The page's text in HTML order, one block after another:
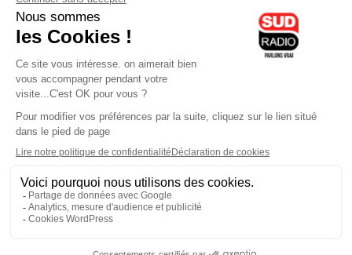
lyoncapitale.fr
olympique-et-lyonnais.com
L'application Iphone / Android
Téléchargez l'application
Les cookies
Gestion des cookies
Crédit photos : ©Sud Radio / Pierre Olivier